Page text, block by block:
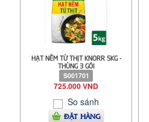
HẠT NÊM TỪ THỊT KNORR 5KG -
THÙNG 3 GÓI
S001701
725.000 VND
So sánh
ĐẶT HÀNG